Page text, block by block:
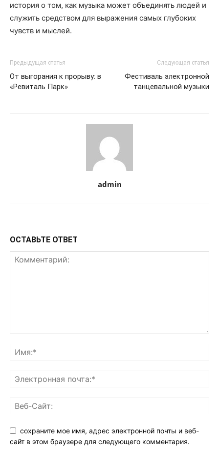
история о том, как музыка может объединять людей и
служить средством для выражения самых глубоких
чувств и мыслей.
Предыдущая статья
От выгорания к прорыву: в
«Ревиталь Парк»
Следующая статья
Фестиваль электронной
танцевальной музыки
admin
ОСТАВЬТЕ ОТВЕТ
сохраните мое имя, адрес электронной почты и веб-
сайт в этом браузере для следующего комментария.